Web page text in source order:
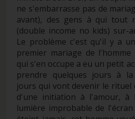
ne s'embarrasse pas de
avant), des gens à qui tout
(double income no kids) sur-
Le problème c'est qu'il y a
premier mariage de l'homme
qui s'en occupe a eu un petit
prendre quelques jours à la
jours qui vont devenir le rituel
d'une initiation à l'amour, à
lumière improbable de